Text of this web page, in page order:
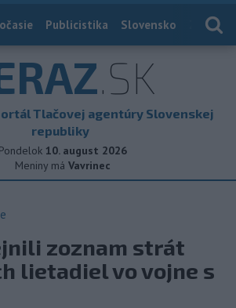
Publicistika Slovensko
.SK
Tlačovej agentúry Slovenskej
republiky
Pondelok 10. august 2026
Meniny má Vavrinec
zoznam strát
lietadiel vo vojne s